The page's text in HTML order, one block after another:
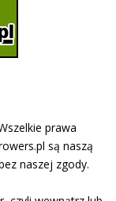
prawa
są naszą
naszej zgody.